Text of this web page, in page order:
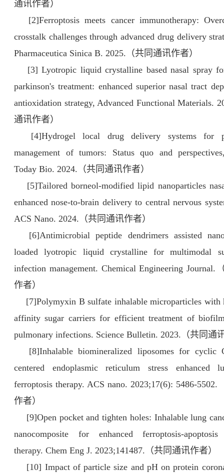
通讯作者）
[2]Ferroptosis meets cancer immunotherapy:
crosstalk challenges through advanced drug delivery
Pharmaceutica Sinica B. 2025.（共同通讯作者）
[3] Lyotropic liquid crystalline based nasal spray
parkinson's treatment: enhanced superior nasal tract
antioxidation strategy, Advanced Functional Materials.
通讯作者）
[4]Hydrogel local drug delivery systems for
management of tumors: Status quo and
Today Bio. 2024.（共同通讯作者）
[5]Tailored borneol-modified lipid nanoparticles
enhanced nose-to-brain delivery to central nervous
ACS Nano. 2024.（共同通讯作者）
[6]Antimicrobial peptide dendrimers assisted
loaded lyotropic liquid crystalline for multimodal
infection management. Chemical Engineering
作者）
[7]Polymyxin B sulfate inhalable microparticles with
affinity sugar carriers for efficient treatment of
pulmonary infections. Science Bulletin. 2023.（共同通
[8]Inhalable biomineralized liposomes for cyclic
centered endoplasmic reticulum stress enhanced
ferroptosis therapy. ACS nano. 2023;17(6): 5486-
作者）
[9]Open pocket and tighten holes: Inhalable lung
nanocomposite for enhanced ferroptosis-apoptosis
therapy. Chem Eng J. 2023;141487.（共同通讯作者）
[10] Impact of particle size and pH on protein